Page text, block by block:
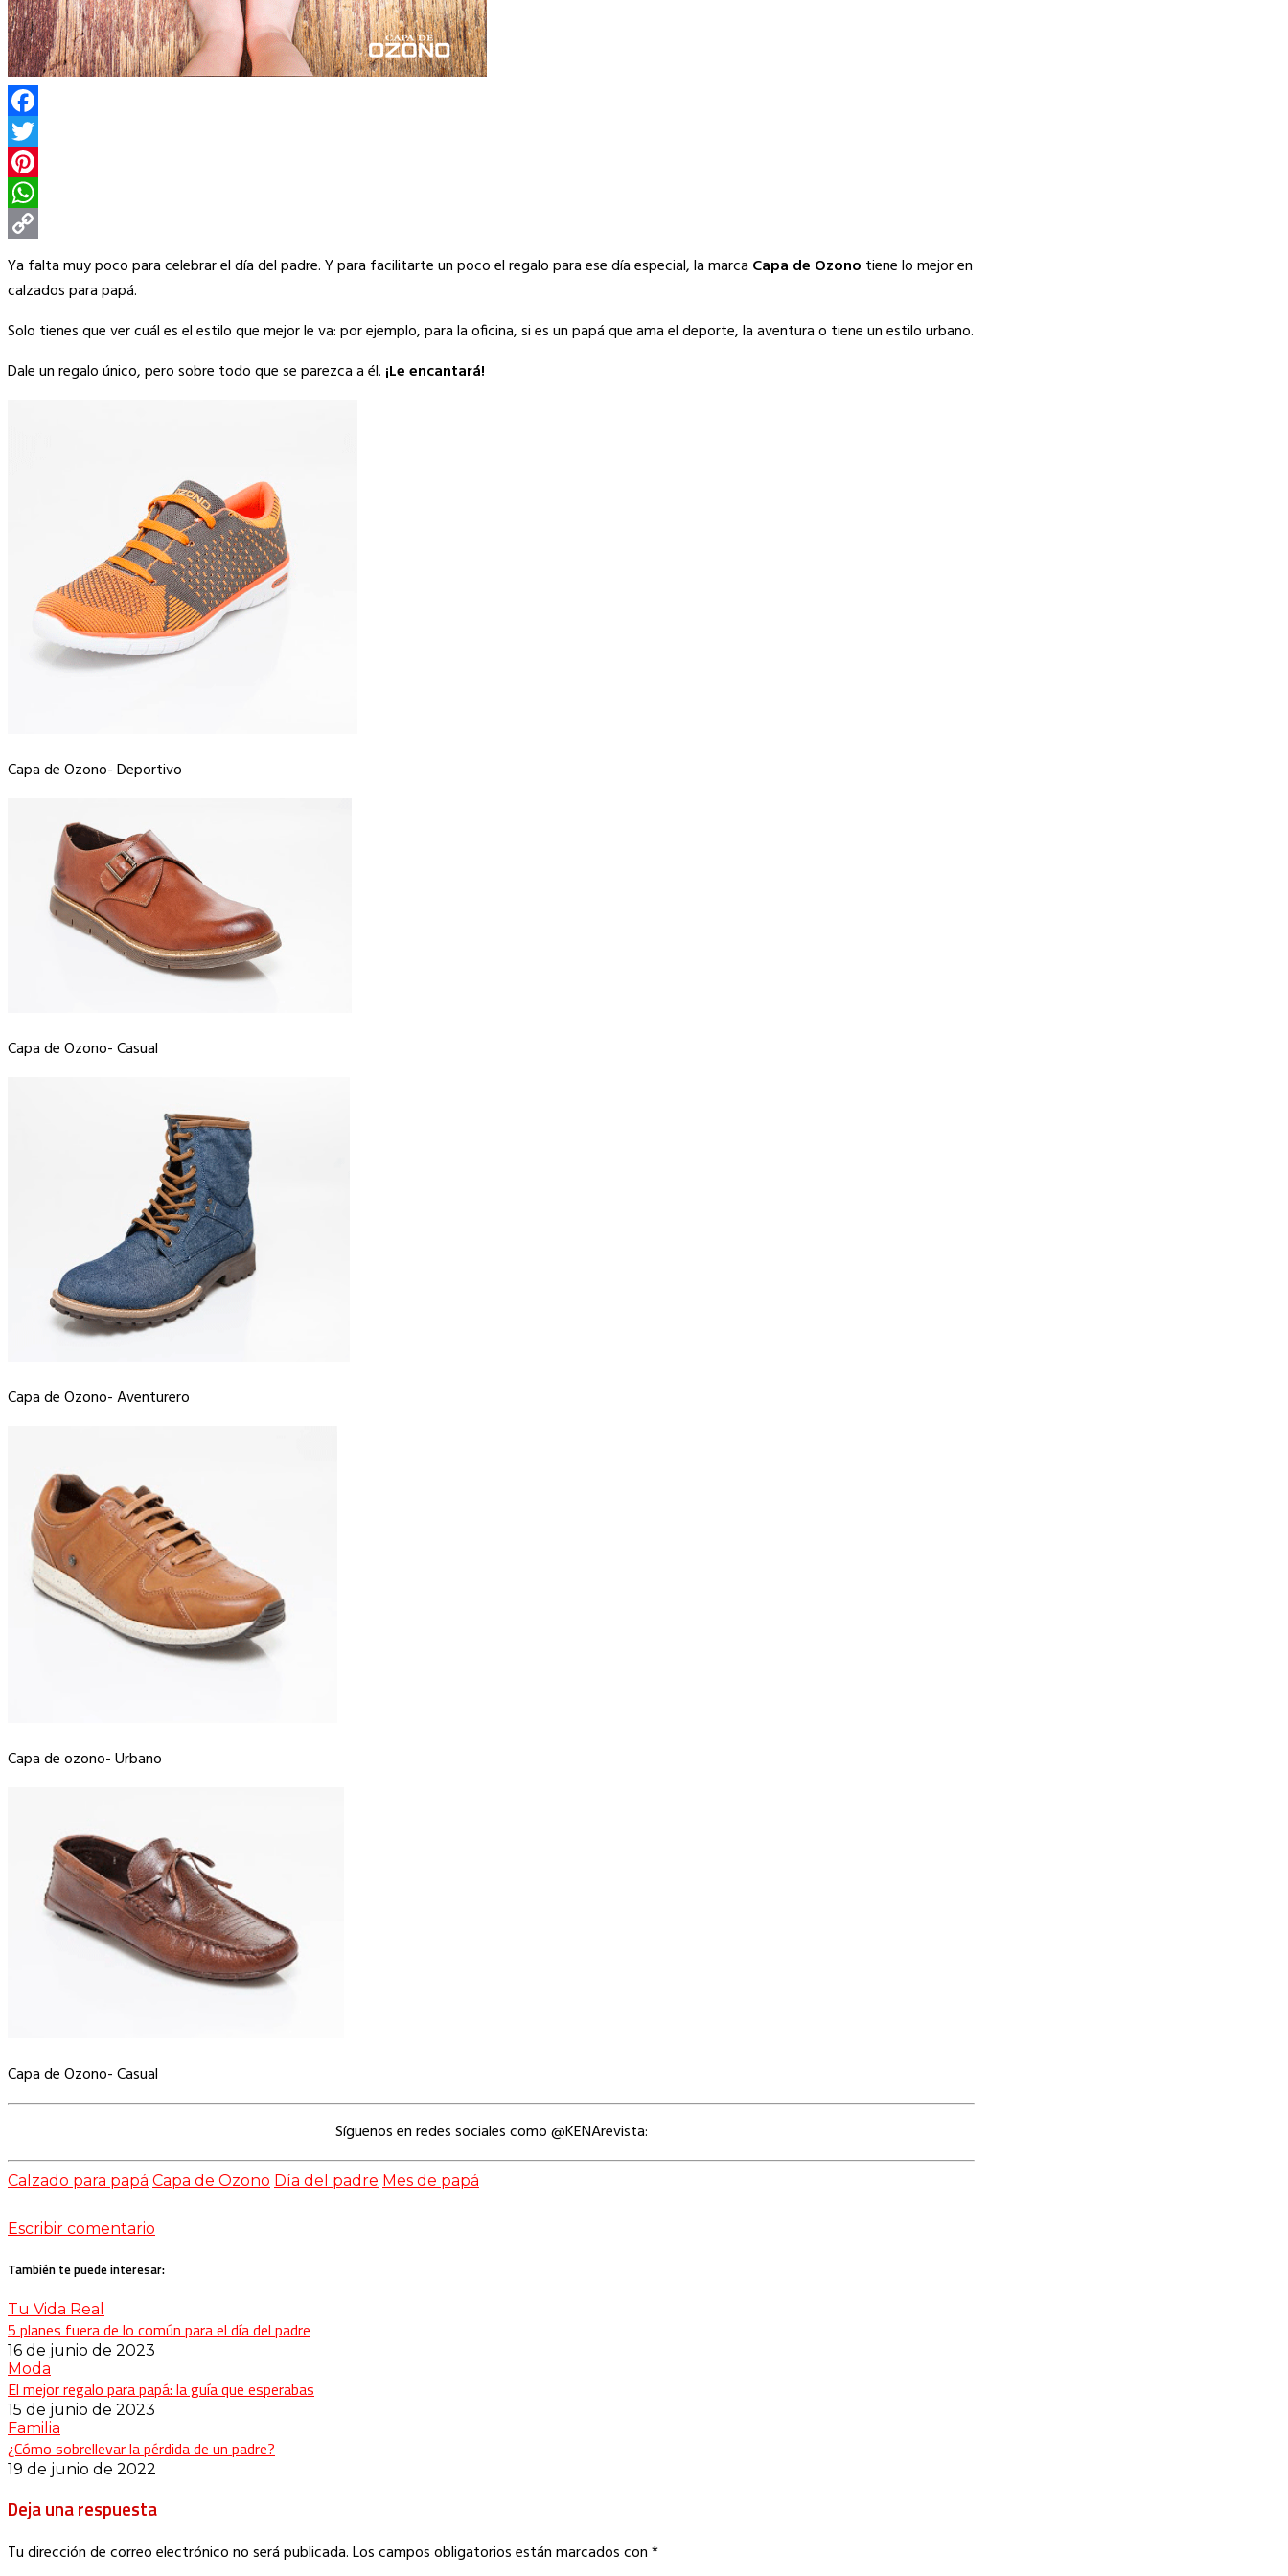
Facebook
Twitter
Pinterest
WhatsApp
Copy
Link
Ya falta muy poco para celebrar el día del padre. Y para facilitarte un poco el regalo para ese día especial, la marca Capa de Ozono tiene lo mejor en
calzados para papá.
Solo tienes que ver cuál es el estilo que mejor le va: por ejemplo, para la oficina, si es un papá que ama el deporte, la aventura o tiene un estilo urbano.
Dale un regalo único, pero sobre todo que se parezca a él. ¡Le encantará!
Capa de Ozono- Deportivo
Capa de Ozono- Casual
Capa de Ozono- Aventurero
Capa de ozono- Urbano
Capa de Ozono- Casual
Síguenos en redes sociales como @KENArevista:
Calzado para papá Capa de Ozono Día del padre Mes de papá
Escribir comentario
También te puede interesar:
Tu Vida Real
5 planes fuera de lo común para el día del padre
16 de junio de 2023
Moda
El mejor regalo para papá: la guía que esperabas
15 de junio de 2023
Familia
¿Cómo sobrellevar la pérdida de un padre?
19 de junio de 2022
Deja una respuesta
Tu dirección de correo electrónico no será publicada.Los campos obligatorios están marcados con*